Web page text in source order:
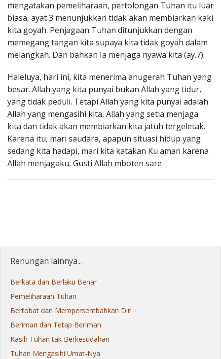
mengatakan pemeliharaan, pertolongan Tuhan itu luar
biasa, ayat 3 menunjukkan tidak akan membiarkan kaki
kita goyah. Penjagaan Tuhan ditunjukkan dengan
memegang tangan kita supaya kita tidak goyah dalam
melangkah. Dan bahkan Ia menjaga nyawa kita (ay.7).
Haleluya, hari ini, kita menerima anugerah Tuhan yang
besar. Allah yang kita punyai bukan Allah yang tidur,
yang tidak peduli. Tetapi Allah yang kita punyai adalah
Allah yang mengasihi kita, Allah yang setia menjaga
kita dan tidak akan membiarkan kita jatuh tergeletak.
Karena itu, mari saudara, apapun situasi hidup yang
sedang kita hadapi, mari kita katakan Ku aman karena
Allah menjagaku, Gusti Allah mboten sare
Renungan lainnya...
Berkata dan Berlaku Benar
Pemeliharaan Tuhan
Bertobat dan Mempersembahkan Diri
Beriman dan Tetap Beriman
Kasih Tuhan tak Berkesudahan
Tuhan Mengasihi Umat-Nya